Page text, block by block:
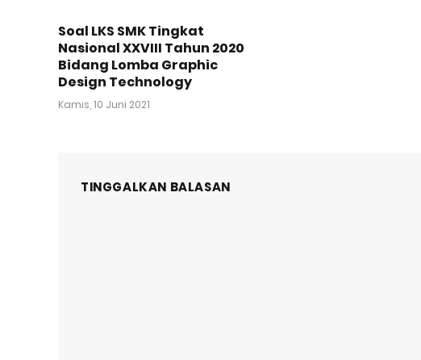
Soal LKS SMK Tingkat
Nasional XXVIII Tahun 2020
Bidang Lomba Graphic
Design Technology
Kamis, 10 Juni 2021
TINGGALKAN BALASAN